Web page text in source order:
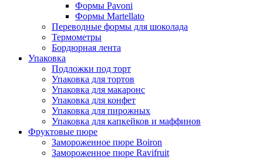
Формы Pavoni
Формы Martellato
Переводные формы для шоколада
Термометры
Бордюрная лента
Упаковка
Подложки под торт
Упаковка для тортов
Упаковка для макаронс
Упаковка для конфет
Упаковка для пирожных
Упаковка для капкейков и маффинов
Фруктовые пюре
Замороженное пюре Boiron
Замороженное пюре Ravifruit